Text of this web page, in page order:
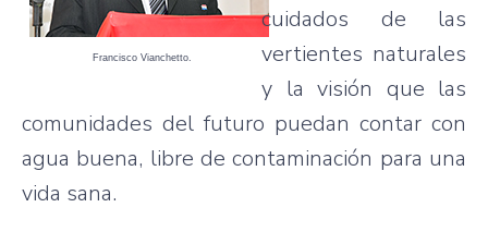
Francisco Vianchetto.
cuidados de las
vertientes naturales
y la visión que las
comunidades del futuro puedan contar con
agua buena, libre de contaminación para una
vida sana.